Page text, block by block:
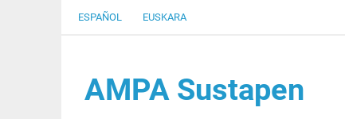
ESPAÑOL EUSKARA
AMPA Sustapen